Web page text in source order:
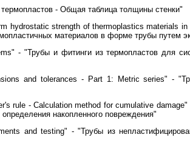
- Общая таблица толщины стенки"
hydrostatic strength of thermoplastics materials
материалов в форме трубы путем
- "Трубы и фитинги из термопластов для
and tolerances - Part 1: Metric series" -
rule - Calculation method for cumulative
накопленного повреждения"
and testing" - "Трубы из